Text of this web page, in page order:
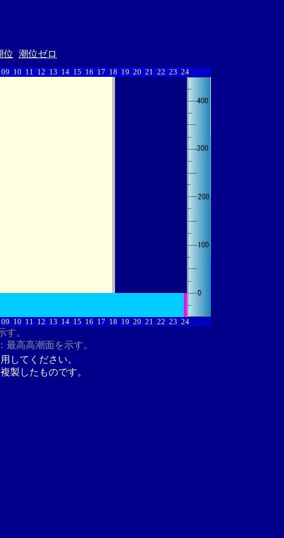
位 潮位ゼロ
09 10 11 12 13 14 15 16 17 18 19 20 21 22 23 24
09 10 11 12 13 14 15 16 17 18 19 20 21 22 23 24
す。
高高潮面を示す。
してください。
製したものです。